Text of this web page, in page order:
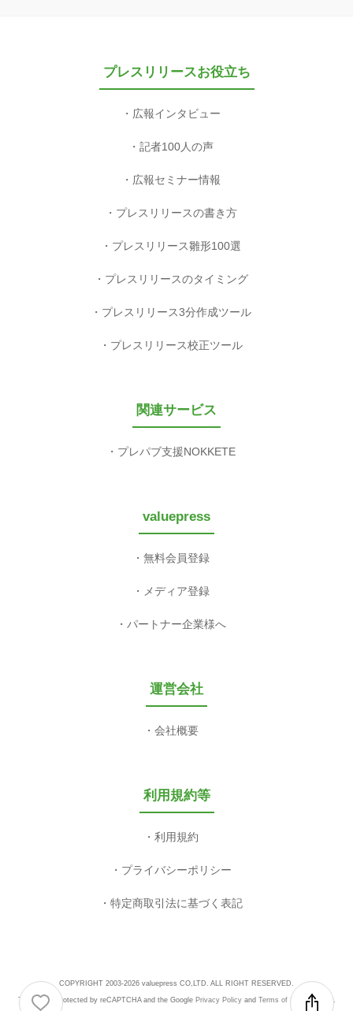
プレスリリースお役立ち
広報インタビュー
記者100人の声
広報セミナー情報
プレスリリースの書き方
プレスリリース雛形100選
プレスリリースのタイミング
プレスリリース3分作成ツール
プレスリリース校正ツール
関連サービス
プレパブ支援NOKKETE
valuepress
無料会員登録
メディア登録
パートナー企業様へ
運営会社
会社概要
利用規約等
利用規約
プライバシーポリシー
特定商取引法に基づく表記
COPYRIGHT 2003-2026 valuepress CO,LTD. ALL RIGHT RESERVED.
This site is protected by reCAPTCHA and the Google Privacy Policyand Terms of Serviceapply.